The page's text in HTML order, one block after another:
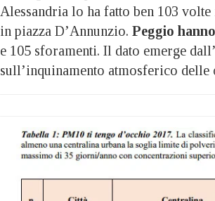
Alessandria lo ha fatto ben 103
in piazza D’Annunzio. Peggio
e 105 sforamenti. Il dato emerge
sull’inquinamento atmosferico delle